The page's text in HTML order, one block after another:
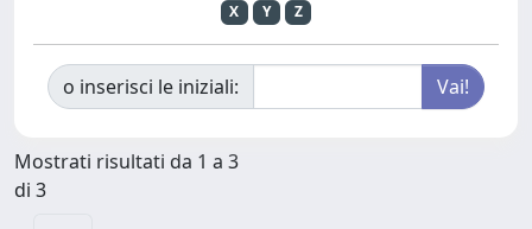
X
Y Z
o inserisci le iniziali:
Mostrati risultati da 1 a 3
di 3